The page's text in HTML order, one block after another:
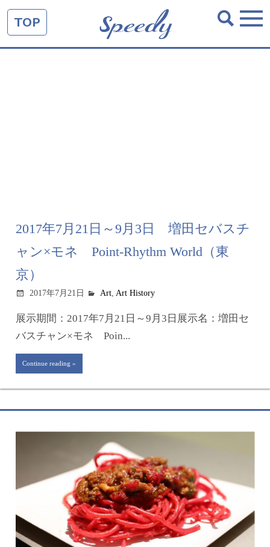
TOP
2017年7月21日～9月3日 増田セバスチ
ャン×モネ Point-Rhythm World（東
京）
2017年7月21日 Art, Art History
展示期間：2017年7月21日～9月3日展示名：増田セ
バスチャン×モネ Poin...
Continue reading